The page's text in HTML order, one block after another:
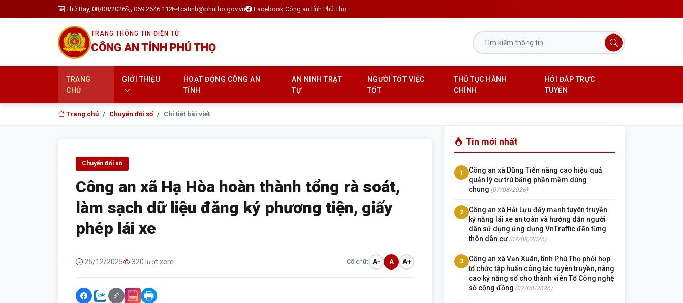
Thứ Bảy, 08/08/2026 069 2646 112 catinh@phutho.gov.vn Facebook Công an tỉnh Phú Thọ
TRANG THÔNG TIN ĐIỆN TỬ
CÔNG AN TỈNH PHÚ THỌ
TRANG
CHỦ
GIỚI THIỆU
HOẠT ĐỘNG CÔNG AN
TỈNH
AN NINH TRẬT
TỰ
NGƯỜI TỐT VIỆC
TỐT
THỦ TỤC HÀNH
CHÍNH
HỎI ĐÁP TRỰC
TUYẾN
Trang chủ Chuyển đổi số Chi tiết bài viết
Chuyển đổi số
Công an xã Hạ Hòa hoàn thành tổng rà soát,
làm sạch dữ liệu đăng ký phương tiện, giấy
phép lái xe
25/12/2025 320 lượt xem Cỡ chữ: A- A A+
Tin mới nhất
1
Công an xã Dũng Tiến nâng cao hiệu quả
quản lý cư trú bằng phần mềm dùng
chung (07/08/2026)
2
Công an xã Hải Lựu đẩy mạnh tuyên truyền
kỹ năng lái xe an toàn và hướng dẫn người
dân sử dụng ứng dụng VnTraffic đến từng
thôn dân cư (07/08/2026)
3
Công an xã Vạn Xuân, tỉnh Phú Thọ phối hợp
tổ chức tập huấn công tác tuyên truyền, nâng
cao kỹ năng số cho thành viên Tổ Công nghệ
số cộng đồng (07/08/2026)